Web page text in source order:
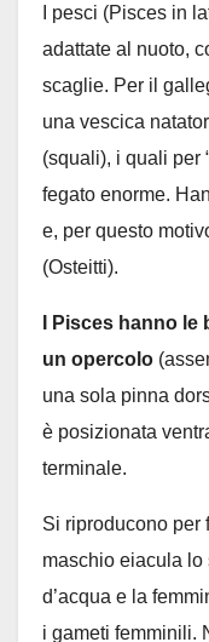
I pesci (Pisces in
adattate al nuoto,
scaglie. Per il
una vescica
(squali), i quali per
fegato enorme.
e, per questo
(Osteitti).
I Pisces hanno
un opercolo
una sola pinna
è posizionata
terminale.
Si riproducono per
maschio eiacula lo
d’acqua e la
i gameti femminili.